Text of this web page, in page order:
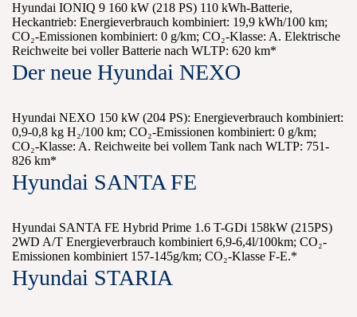
Hyundai IONIQ 9 160 kW (218 PS) 110 kWh-Batterie,
Heckantrieb: Energieverbrauch kombiniert: 19,9 kWh/100 km;
CO₂-Emissionen kombiniert: 0 g/km; CO₂-Klasse: A. Elektrische
Reichweite bei voller Batterie nach WLTP: 620 km*
Der neue Hyundai NEXO
Hyundai NEXO 150 kW (204 PS): Energieverbrauch kombiniert:
0,9-0,8 kg H₂/100 km; CO₂-Emissionen kombiniert: 0 g/km;
CO₂-Klasse: A. Reichweite bei vollem Tank nach WLTP: 751-
826 km*
Hyundai SANTA FE
Hyundai SANTA FE Hybrid Prime 1.6 T-GDi 158kW (215PS)
2WD A/T Energieverbrauch kombiniert 6,9-6,4l/100km; CO₂-
Emissionen kombiniert 157-145g/km; CO₂-Klasse F-E.*
Hyundai STARIA